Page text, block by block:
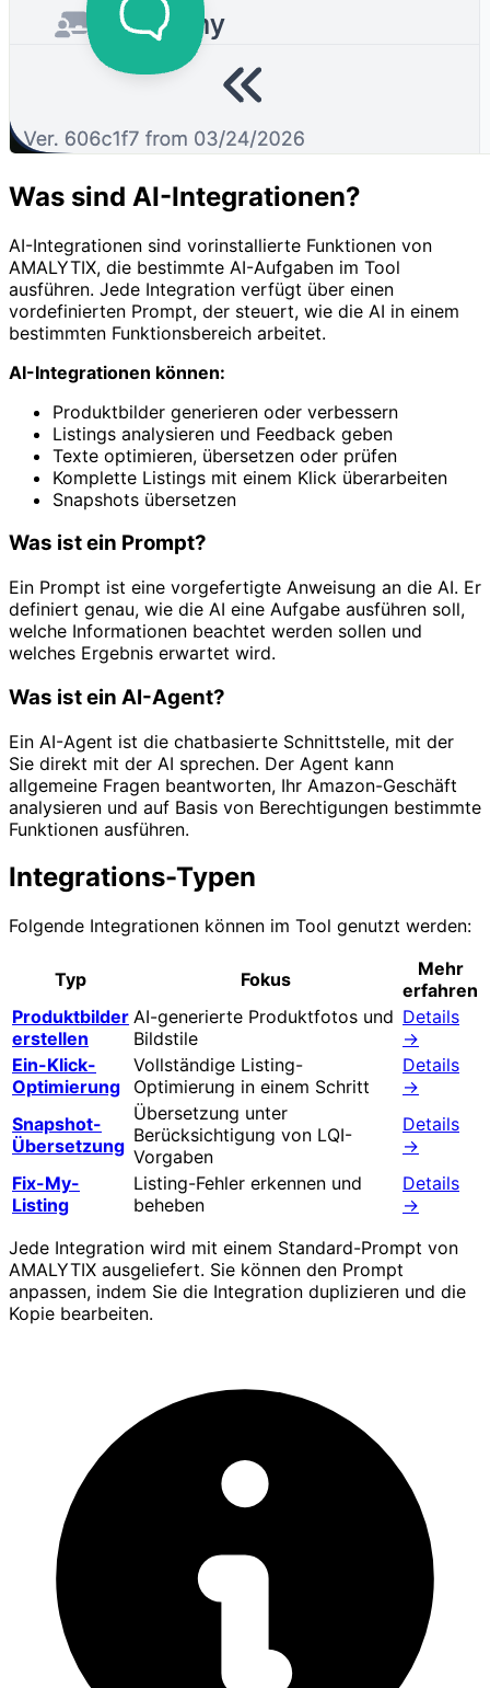
Was sind AI-Integrationen?
AI-Integrationen sind vorinstallierte Funktionen von
AMALYTIX, die bestimmte AI-Aufgaben im Tool
ausführen. Jede Integration verfügt über einen
vordefinierten Prompt, der steuert, wie die AI in einem
bestimmten Funktionsbereich arbeitet.
AI-Integrationen können:
Produktbilder generieren oder verbessern
Listings analysieren und Feedback geben
Texte optimieren, übersetzen oder prüfen
Komplette Listings mit einem Klick überarbeiten
Snapshots übersetzen
Was ist ein Prompt?
Ein Prompt ist eine vorgefertigte Anweisung an die AI. Er
definiert genau, wie die AI eine Aufgabe ausführen soll,
welche Informationen beachtet werden sollen und
welches Ergebnis erwartet wird.
Was ist ein AI-Agent?
Ein AI-Agent ist die chatbasierte Schnittstelle, mit der
Sie direkt mit der AI sprechen. Der Agent kann
allgemeine Fragen beantworten, Ihr Amazon-Geschäft
analysieren und auf Basis von Berechtigungen bestimmte
Funktionen ausführen.
Integrations-Typen
Folgende Integrationen können im Tool genutzt werden:
Typ Fokus
Mehr
erfahren
Produktbilder
erstellen
AI-generierte Produktfotos und
Bildstile
Details
→
Ein-Klick-
Optimierung
Vollständige Listing-
Optimierung in einem Schritt
Details
→
Snapshot-
Übersetzung
Übersetzung unter
Berücksichtigung von LQI-
Vorgaben
Details
→
Fix-My-
Listing
Listing-Fehler erkennen und
beheben
Details
→
Jede Integration wird mit einem Standard-Prompt von
AMALYTIX ausgeliefert. Sie können den Prompt
anpassen, indem Sie die Integration duplizieren und die
Kopie bearbeiten.